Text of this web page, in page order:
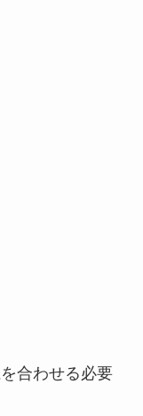
合わせる必要